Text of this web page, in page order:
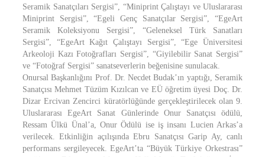
Seramik Sanatçıları Sergisi”, “Miniprint Çalıştayı ve Uluslararası
Miniprint Sergisi”, “Egeli Genç Sanatçılar Sergisi”, “EgeArt
Seramik Koleksiyonu Sergisi”, “Geleneksel Türk Sanatları
Sergisi”, “EgeArt Kağıt Çalıştayı Sergisi”, “Ege Üniversitesi
Arkeoloji Kazı Fotoğrafları Sergisi”, “Giyilebilir Sanat Sergisi”
ve “Fotoğraf Sergisi” sanatseverlerin beğenisine sunulacak.
Onursal Başkanlığını Prof. Dr. Necdet Budak’ın yaptığı, Seramik
Sanatçısı Mehmet Tüzüm Kızılcan ve EÜ öğretim üyesi Doç. Dr.
Dizar Ercivan Zencirci küratörlüğünde gerçekleştirilecek olan 9.
Uluslararası EgeArt Sanat Günlerinde Onur Sanatçısı ödülü,
Ressam Ülkü Ünal’a, Onur Ödülü ise iş insanı Lucien Arkas’a
verilecek. Etkinliğin açılışında Ebru Sanatçısı Garip Ay, canlı
performans sergileyecek. EgeArt’ta “Büyük Türkiye Orkestrası”